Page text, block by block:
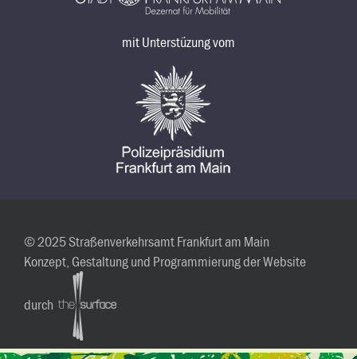
mit Unterstüzung vom
© 2025 Straßenverkehrsamt Frankfurt am Main
Konzept, Gestaltung und Programmierung der Website
durch